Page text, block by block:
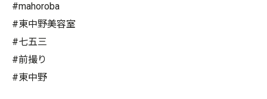
#mahoroba
#東中野美容室
#七五三
#前撮り
#東中野